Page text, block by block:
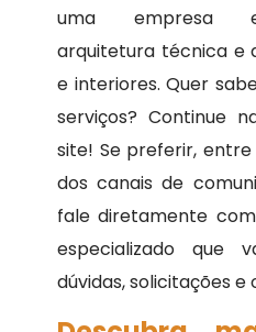
uma empresa
arquitetura técnica e
e interiores. Quer
serviços? Continue
site! Se preferir,
dos canais de
fale diretamente
especializado que
dúvidas, solicitações e